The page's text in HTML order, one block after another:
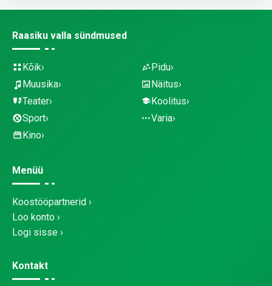
Raasiku valla sündmused
Kõik
Muusika
Teater
Sport
Kino
Pidu
Näitus
Koolitus
Varia
Menüü
Koostööpartnerid
Loo konto
Logi sisse
Kontakt